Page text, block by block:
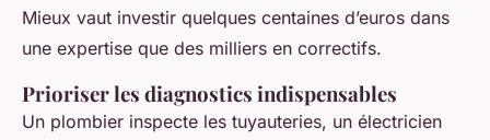
Mieux vaut investir quelques centaines d’euros dans
une expertise que des milliers en correctifs.
Prioriser les diagnostics indispensables
Un plombier inspecte les tuyauteries, un électricien